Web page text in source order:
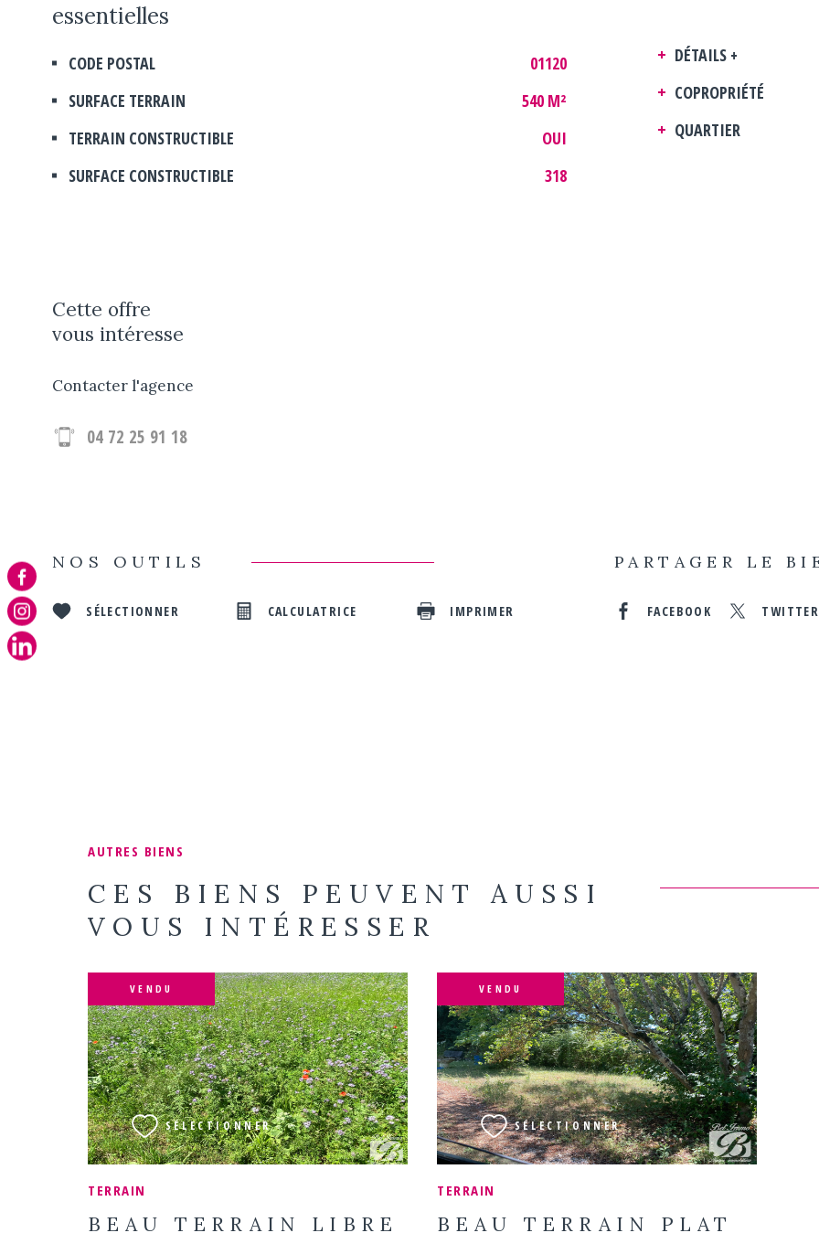
essentielles
Caractérisque
CODE POSTAL
01120
SURFACE TERRAIN
540 M²
TERRAIN CONSTRUCTIBLE
OUI
SURFACE CONSTRUCTIBLE
318
DÉTAILS +
COPROPRIÉTÉ
QUARTIER
Cette offre
vous intéresse
Contacter l'agence
04 72 25 91 18
NOS OUTILS
SÉLECTIONNER CALCULATRICE IMPRIMER
PARTAGER LE
FACEBOOK TWITTER
AUTRES BIENS
CES BIENS PEUVENT AUSSI
VOUS INTÉRESSER
TERRAIN
BEAU TERRAIN LIBRE
VENDU
SÉLECTIONNER
VOIR LE BIEN
TERRAIN
BEAU TERRAIN PLAT
VENDU
SÉLECTIONNER
VOIR LE BIEN